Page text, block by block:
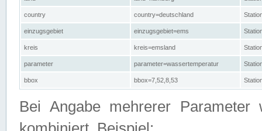
country country=deutschland
einzugsgebiet einzugsgebiet=ems
kreis kreis=emsland
parameter parameter=wassertemperatur
bbox bbox=7,52,8,53
Bei Angabe mehrerer Parameter